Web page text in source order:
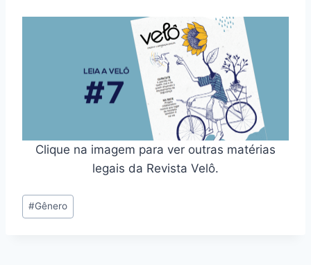
Clique na imagem para ver outras matérias
legais da Revista Velô.
Tags
do
#Gênero